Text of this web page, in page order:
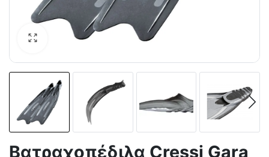
Βατραχοπέδιλα Cressi Gara